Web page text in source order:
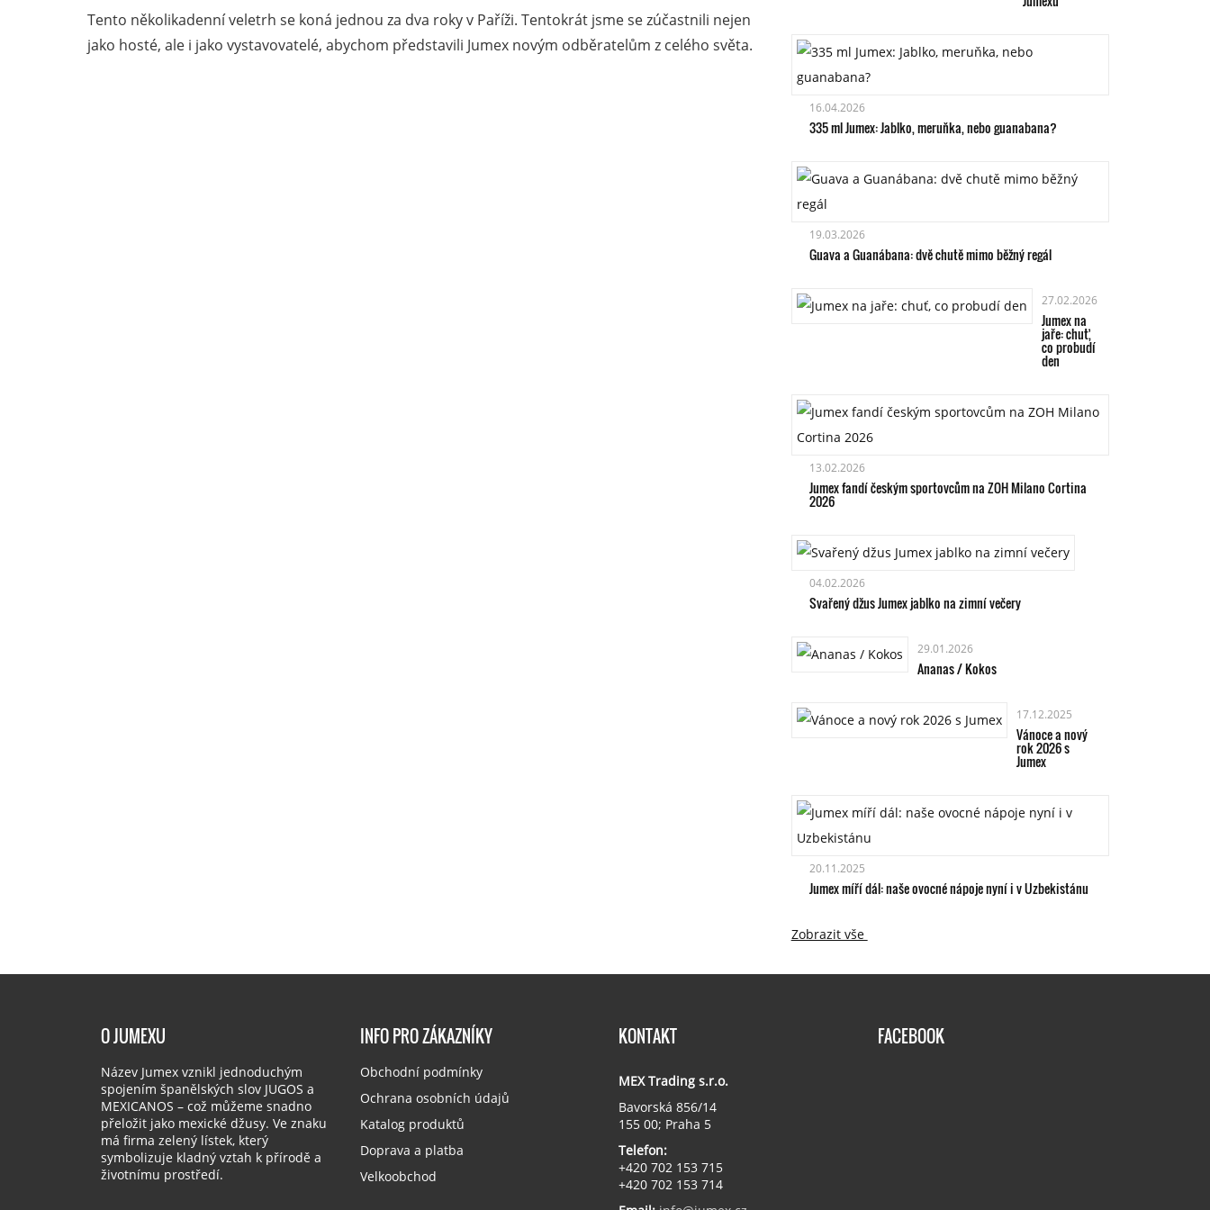
Tento několikadenní veletrh se koná jednou za dva roky v Paříži. Tentokrát jsme se zúčastnili nejen
jako hosté, ale i jako vystavovatelé, abychom představili Jumex novým odběratelům z celého světa.
16.04.2026
335 ml Jumex: Jablko, meruňka, nebo guanabana?
19.03.2026
Guava a Guanábana: dvě chutě mimo běžný regál
27.02.2026
Jumex na
jaře: chuť,
co probudí
den
13.02.2026
Jumex fandí českým sportovcům na ZOH Milano Cortina
2026
04.02.2026
Svařený džus Jumex jablko na zimní večery
29.01.2026
Ananas / Kokos
17.12.2025
Vánoce a nový
rok 2026 s
Jumex
20.11.2025
Jumex míří dál: naše ovocné nápoje nyní i v Uzbekistánu
Zobrazit vše
O JUMEXU
Název Jumex vznikl jednoduchým
spojením španělských slov JUGOS a
MEXICANOS – což můžeme snadno
přeložit jako mexické džusy. Ve znaku
má firma zelený lístek, který
symbolizuje kladný vztah k přírodě a
životnímu prostředí.
INFO PRO ZÁKAZNÍKY
Obchodní podmínky
Ochrana osobních údajů
Katalog produktů
Doprava a platba
Velkoobchod
KONTAKT
MEX Trading s.r.o.
Bavorská 856/14
155 00; Praha 5
Telefon:
+420 702 153 715
+420 702 153 714
FACEBOOK